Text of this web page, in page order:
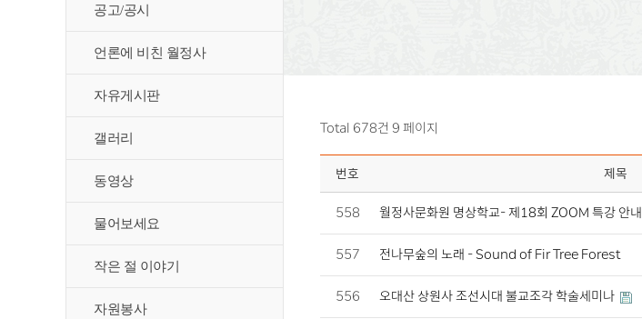
공고/공시
언론에 비친 월정사
자유게시판
갤러리
동영상
물어보세요
작은 절 이야기
자원봉사
Total 678건 9 페이지
번호 제목
558 월정사문화원 명상학교- 제18회 ZOOM 특강 안내
557 전나무숲의 노래 - Sound of Fir Tree Forest
556 오대산 상원사 조선시대 불교조각 학술세미나